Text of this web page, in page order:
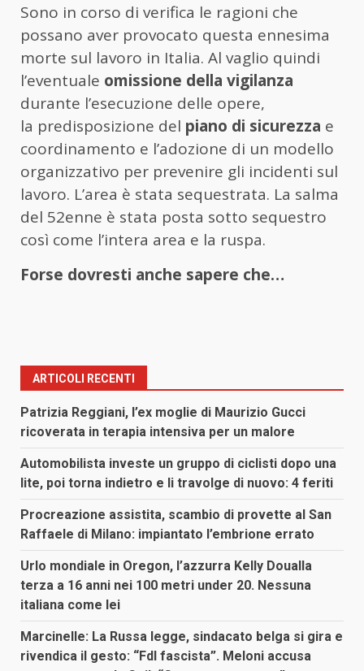
Sono in corso di verifica le ragioni che
possano aver provocato questa ennesima
morte sul lavoro in Italia. Al vaglio quindi
l’eventuale omissione della vigilanza
durante l’esecuzione delle opere,
la predisposizione del piano di sicurezza e
coordinamento e l’adozione di un modello
organizzativo per prevenire gli incidenti sul
lavoro. L’area è stata sequestrata. La salma
del 52enne è stata posta sotto sequestro
così come l’intera area e la ruspa.
Forse dovresti anche sapere che…
ARTICOLI RECENTI
Patrizia Reggiani, l’ex moglie di Maurizio Gucci
ricoverata in terapia intensiva per un malore
Automobilista investe un gruppo di ciclisti dopo una
lite, poi torna indietro e li travolge di nuovo: 4 feriti
Procreazione assistita, scambio di provette al San
Raffaele di Milano: impiantato l’embrione errato
Urlo mondiale in Oregon, l’azzurra Kelly Doualla
terza a 16 anni nei 100 metri under 20. Nessuna
italiana come lei
Marcinelle: La Russa legge, sindacato belga si gira e
rivendica il gesto: “FdI fascista”. Meloni accusa